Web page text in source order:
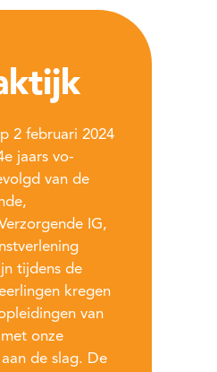
2 februari 2024
jaars vo-
van de
IG,
tijdens de
kregen
van
onze
de slag. De